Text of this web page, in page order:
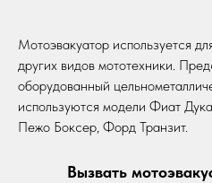
Мотоэвакуатор используется
других видов мототехники.
оборудованный
используются модели Фиат
Пежо Боксер, Форд Транзит.
Вызвать